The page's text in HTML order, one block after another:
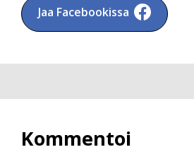
Jaa Facebookissa
Kommentoi